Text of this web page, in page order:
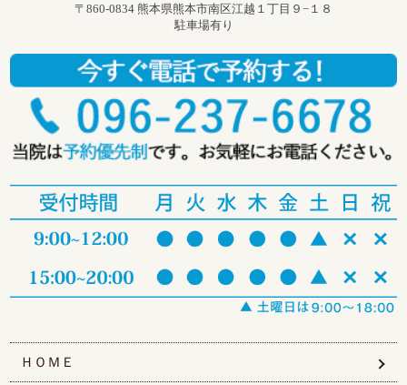
〒860-0834 熊本県熊本市南区江越１丁目９−１８
駐車場有り
ＨＯＭＥ